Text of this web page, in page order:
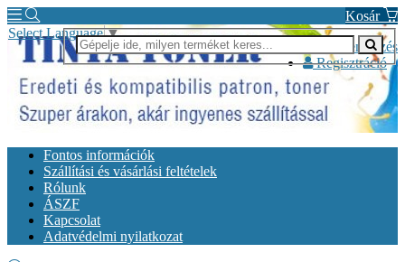
Kosár
Bejelentkezés
Regisztráció
Select Language▼
Fontos információk
Szállítási és vásárlási feltételek
Rólunk
ÁSZF
Kapcsolat
Adatvédelmi nyilatkozat